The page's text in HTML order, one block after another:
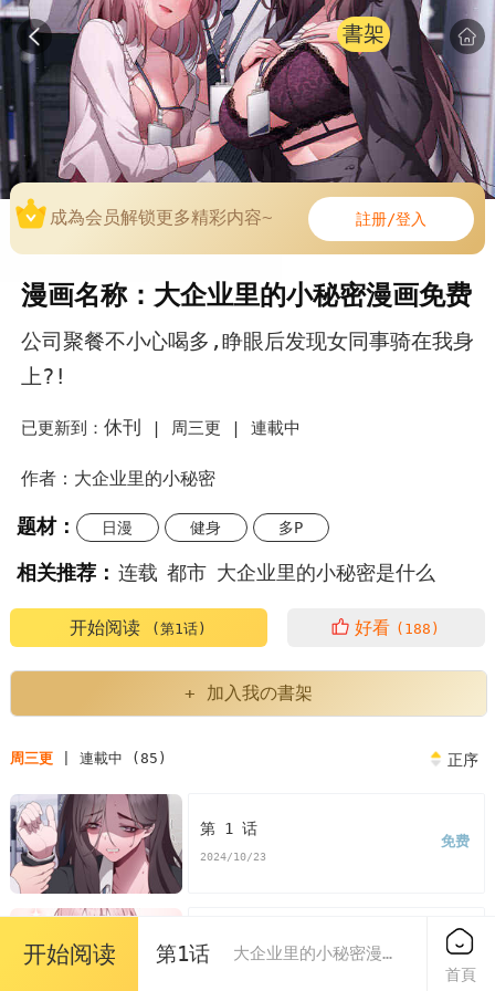
書架
成為会员解锁更多精彩内容~ 註册/登入
漫画名称：大企业里的小秘密漫画免费
公司聚餐不小心喝多,睁眼后发现女同事骑在我身
上?!
已更新到： 休刊 | 周三更 | 連載中
作者：大企业里的小秘密
题材： 日漫 健身 多P
相关推荐： 连载 都市 大企业里的小秘密是什么
大企业里的小秘密有哪些 大企业里的小秘密包括
大企业的故事
小企业的灵魂 大企业小企业管理者角色
韩漫大企业里的小秘密是什么
韩漫大企业里的小秘密
大企业里的小秘密漫画免费
开始阅读 (第1话) 好看 (188)
+ 加入我の書架
周三更| 連載中 (85) 正序
第 1 话
2024/10/23
免费
第 2 话
免费
开始阅读 第1话 大企业里的小秘密漫画免费
首頁